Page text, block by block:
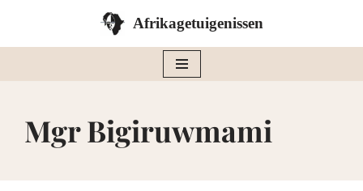
Afrikagetuigenissen
Mgr Bigiruwmami